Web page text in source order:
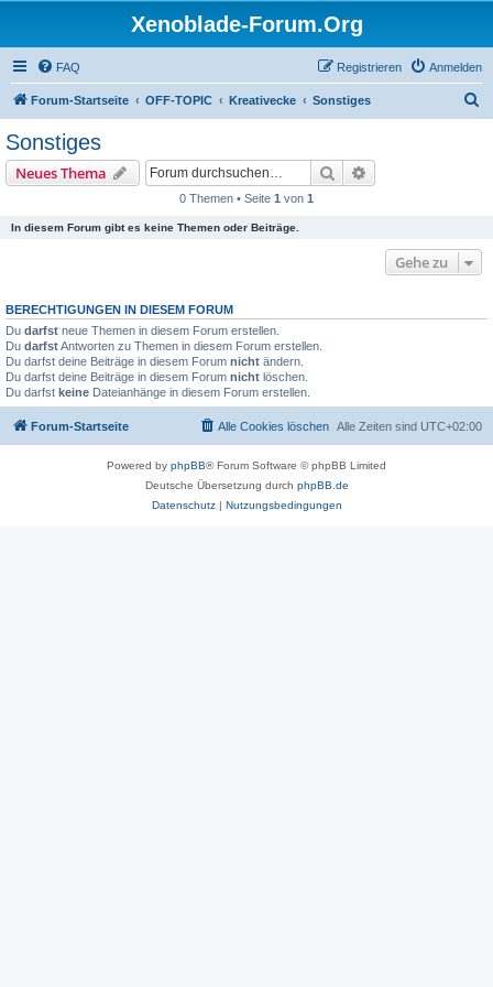
Xenoblade-Forum.Org
FAQ Anmelden
Registrieren
Forum-Startseite OFF-TOPIC Kreativecke Sonstiges
Sonstiges
Neues Thema Suche
0 Themen • Seite 1 von 1
In diesem Forum gibt es keine Themen oder Beiträge.
Gehe zu
BERECHTIGUNGEN IN DIESEM FORUM
Du darfst neue Themen in diesem Forum erstellen.
Du darfstAntworten zu Themen in diesem Forum erstellen.
Du darfst deine Beiträge in diesem Forum nicht ändern.
Du darfst deine Beiträge in diesem Forum nicht löschen.
Du darfst keine Dateianhänge in diesem Forum erstellen.
Forum-Startseite Alle Zeiten sind UTC+02:00
Alle Cookies löschen
Powered by phpBB® Forum Software © phpBB Limited
Deutsche Übersetzung durch phpBB.de
Datenschutz| Nutzungsbedingungen